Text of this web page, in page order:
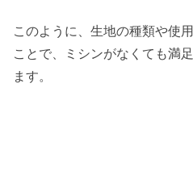
このように、生地の種類や使
ことで、ミシンがなくても満
ます。